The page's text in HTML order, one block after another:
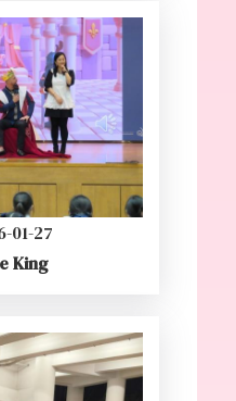
01-27
King